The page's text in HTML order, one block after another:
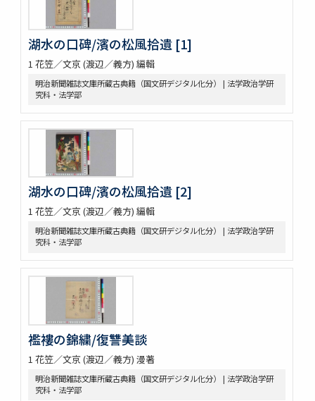
湖水の口碑/濱の松風拾遺 [1]
1 花笠／文京 (渡辺／義方) 編輯
明治新聞雑誌文庫所蔵古典籍（国文研デジタル化分） | 法学政治学研
究科・法学部
湖水の口碑/濱の松風拾遺 [2]
1 花笠／文京 (渡辺／義方) 編輯
明治新聞雑誌文庫所蔵古典籍（国文研デジタル化分） | 法学政治学研
究科・法学部
襤褸の錦繍/復讐美談
1 花笠／文京 (渡辺／義方) 漫著
明治新聞雑誌文庫所蔵古典籍（国文研デジタル化分） | 法学政治学研
究科・法学部